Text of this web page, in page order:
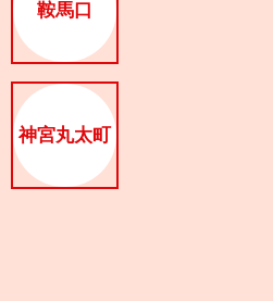
鞍馬口
神宮丸太町